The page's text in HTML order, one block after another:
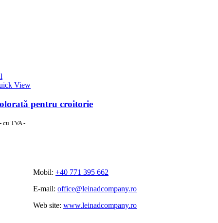
View
pentru croitorie
- cu TVA -
Mobil: +40 771 395 662
E-mail: office@leinadcompany.ro
Web site: www.leinadcompany.ro